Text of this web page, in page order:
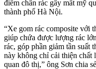
điểm chân rác gây mất mỹ
thành phố Hà Nội.
“Xe gom rác composite với
giúp chứa được lượng rác
rác, góp phần giảm tần suất
này không chỉ cải thiện
quan đô thị,” ông Sơn chia